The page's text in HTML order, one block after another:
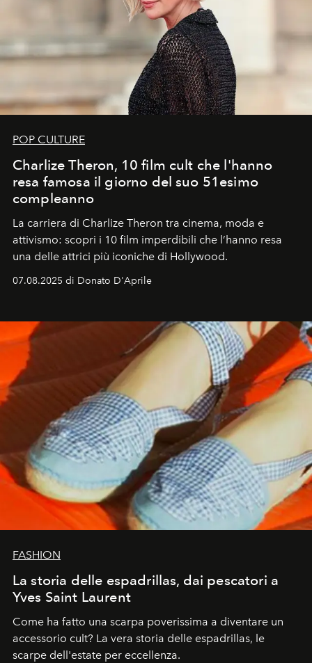
POP CULTURE
Charlize Theron, 10 film cult che l'hanno
resa famosa il giorno del suo 51esimo
compleanno
La carriera di Charlize Theron tra cinema, moda e
attivismo: scopri i 10 film imperdibili che l’hanno resa
una delle attrici più iconiche di Hollywood.
07.08.2025 di Donato D'Aprile
FASHION
La storia delle espadrillas, dai pescatori a
Yves Saint Laurent
Come ha fatto una scarpa poverissima a diventare un
accessorio cult? La vera storia delle espadrillas, le
scarpe dell'estate per eccellenza.